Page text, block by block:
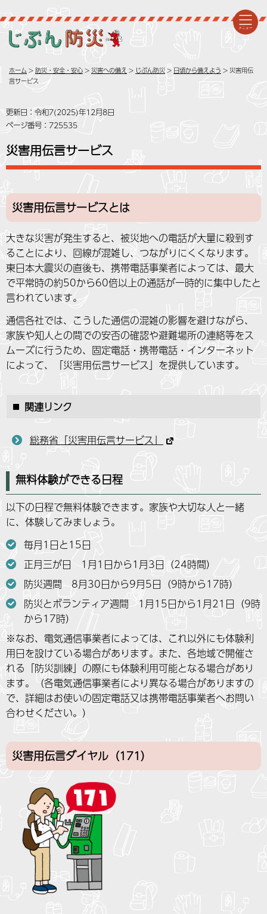
ホーム>防災・安全・安心>災害への備え> じぶん防災> 日頃から備えよう > 災害用伝
言サービス
更新日：令和7(2025)年12月8日
ページ番号：725535
災害用伝言サービス
災害用伝言サービスとは
大きな災害が発生すると、被災地への電話が大量に殺到す
ることにより、回線が混雑し、つながりにくくなります。
東日本大震災の直後も、携帯電話事業者によっては、最大
で平常時の約50から60倍以上の通話が一時的に集中したと
言われています。
通信各社では、こうした通信の混雑の影響を避けながら、
家族や知人との間での安否の確認や避難場所の連絡等をス
ムーズに行うため、固定電話・携帯電話・インターネット
によって、「災害用伝言サービス」を提供しています。
関連リンク
総務省「災害用伝言サービス」
無料体験ができる日程
以下の日程で無料体験できます。家族や大切な人と一緒
に、体験してみましょう。
毎月1日と15日
正月三が日 1月1日から1月3日（24時間）
防災週間 8月30日から9月5日（9時から17時）
防災とボランティア週間 1月15日から1月21日（9時
から17時）
※なお、電気通信事業者によっては、これ以外にも体験利
用日を設けている場合があります。また、各地域で開催さ
れる「防災訓練」の際にも体験利用可能となる場合があり
ます。（各電気通信事業者により異なる場合がありますの
で、詳細はお使いの固定電話又は携帯電話事業者へお問い
合わせください。）
災害用伝言ダイヤル（171）